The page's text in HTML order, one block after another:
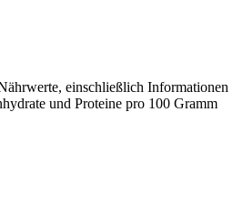
einschließlich Informationen
und Proteine pro 100 Gramm